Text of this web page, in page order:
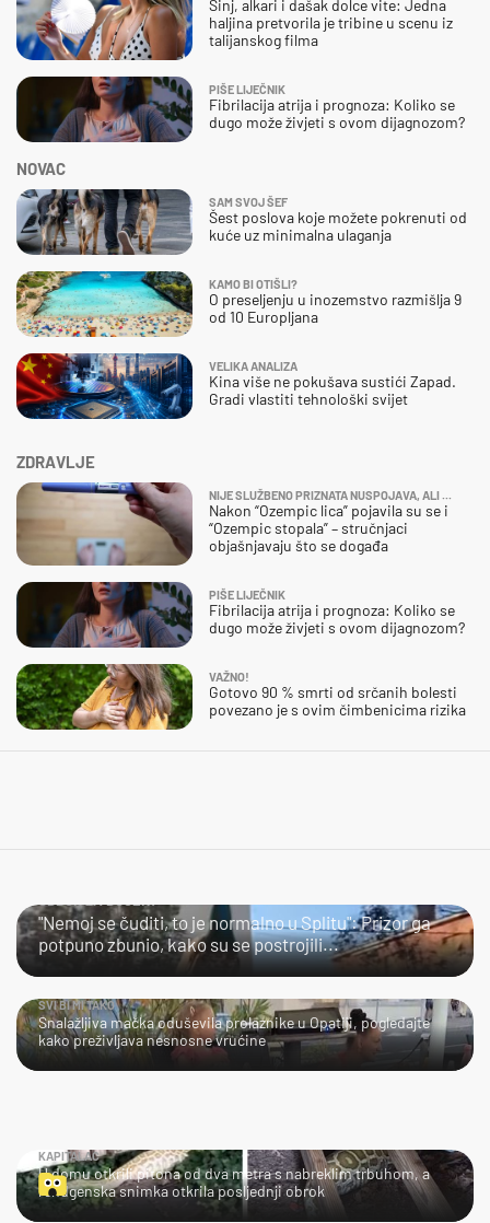
ZDRAVLJE
NIJE SLUŽBENO PRIZNATA NUSPOJAVA, ALI ...
Nakon “Ozempic lica” pojavila su se i
“Ozempic stopala” – stručnjaci
objašnjavaju što se događa
PIŠE LIJEČNIK
Fibrilacija atrija i prognoza: Koliko se
dugo može živjeti s ovom dijagnozom?
VAŽNO!
Gotovo 90 % smrti od srčanih bolesti
povezano je s ovim čimbenicima rizika
NOVAC
SAM SVOJ ŠEF
Šest poslova koje možete pokrenuti od
kuće uz minimalna ulaganja
KAMO BI OTIŠLI?
O preseljenju u inozemstvo razmišlja 9
od 10 Europljana
VELIKA ANALIZA
Kina više ne pokušava sustići Zapad.
Gradi vlastiti tehnološki svijet
Sinj, alkari i dašak dolce vite: Jedna
haljina pretvorila je tribine u scenu iz
talijanskog filma
PIŠE LIJEČNIK
Fibrilacija atrija i prognoza: Koliko se
dugo može živjeti s ovom dijagnozom?
"Nemoj se čuditi, to je normalno u Splitu": Prizor ga
potpuno zbunio, kako su se postrojili...
SVI BI MI TAKO
Snalažljiva mačka oduševila prolaznike u Opatiji, pogledajte
kako preživljava nesnosne vrućine
KAPITALAC
U domu otkrili pitona od dva metra s nabreklim trbuhom, a
rendgenska snimka otkrila posljednji obrok